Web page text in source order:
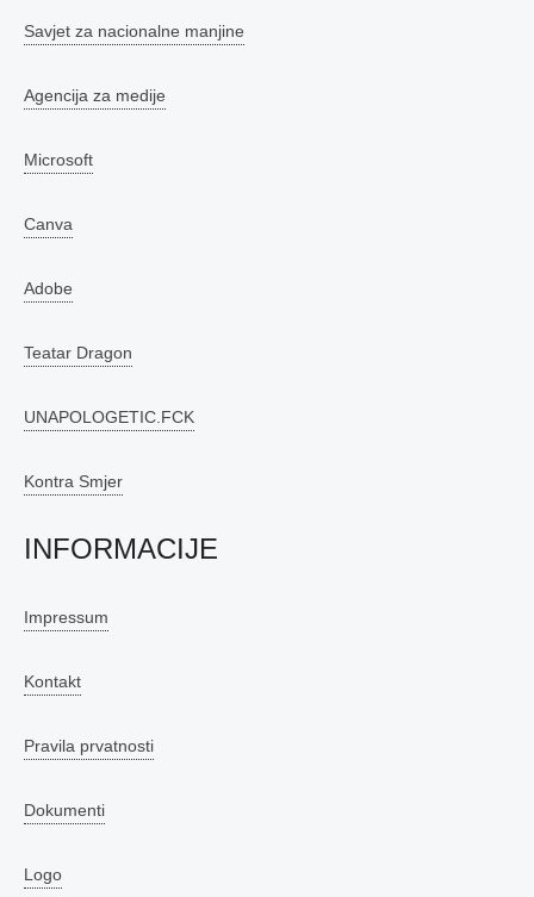
Savjet za nacionalne manjine
Agencija za medije
Microsoft
Canva
Adobe
Teatar Dragon
UNAPOLOGETIC.FCK
Kontra Smjer
INFORMACIJE
Impressum
Kontakt
Pravila prvatnosti
Dokumenti
Logo